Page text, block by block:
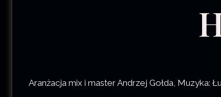
Aranżacja mix i master Andrzej Gołda, Muzyka: